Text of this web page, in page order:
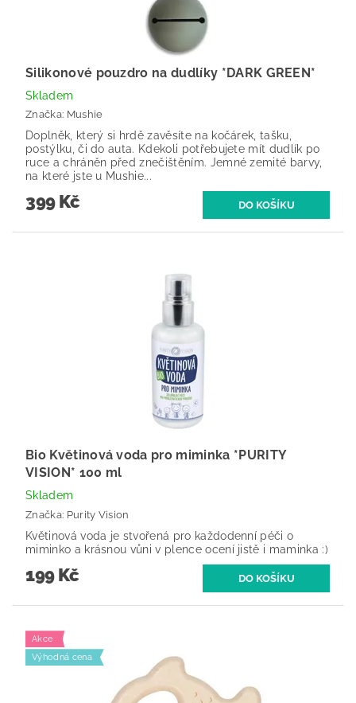
Silikonové pouzdro na dudlíky *DARK GREEN*
Skladem
Značka: Mushie
Doplněk, který si hrdě zavěsíte na kočárek, tašku,
postýlku, či do auta. Kdekoli potřebujete mít dudlík po
ruce a chráněn před znečištěním. Jemné zemité barvy,
na které jste u Mushie...
399 Kč
Bio Květinová voda pro miminka *PURITY
VISION* 100 ml
Skladem
Značka: Purity Vision
Květinová voda je stvořená pro každodenní péči o
miminko a krásnou vůni v plence ocení jistě i maminka :)
199 Kč
Akce
Výhodná cena